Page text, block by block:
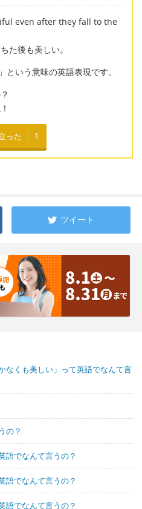
even after they fall to the
た後も美しい。
いう意味の英語表現です。
った 1
ツイート
なくも美しい」って英語でなんて言
の？
語でなんて言うの？
語でなんて言うの？
語でなんて言うの？